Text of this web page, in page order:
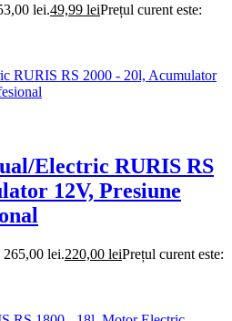
lei.49,99 leiPrețul curent este:
Electric RURIS RS
12V, Presiune
lei.220,00 leiPrețul curent este: